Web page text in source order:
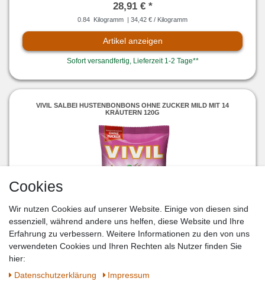
28,91 € *
0.84 Kilogramm | 34,42 € / Kilogramm
Artikel anzeigen
Sofort versandfertig, Lieferzeit 1-2 Tage**
VIVIL SALBEI HUSTENBONBONS OHNE ZUCKER MILD MIT 14
KRÄUTERN 120G
2,37 € *
Cookies
Wir nutzen Cookies auf unserer Website. Einige von diesen sind
essenziell, während andere uns helfen, diese Website und Ihre
Erfahrung zu verbessern. Weitere Informationen zu den von uns
verwendeten Cookies und Ihren Rechten als Nutzer finden Sie
hier:
Daten­schutz­erklärung
Impressum